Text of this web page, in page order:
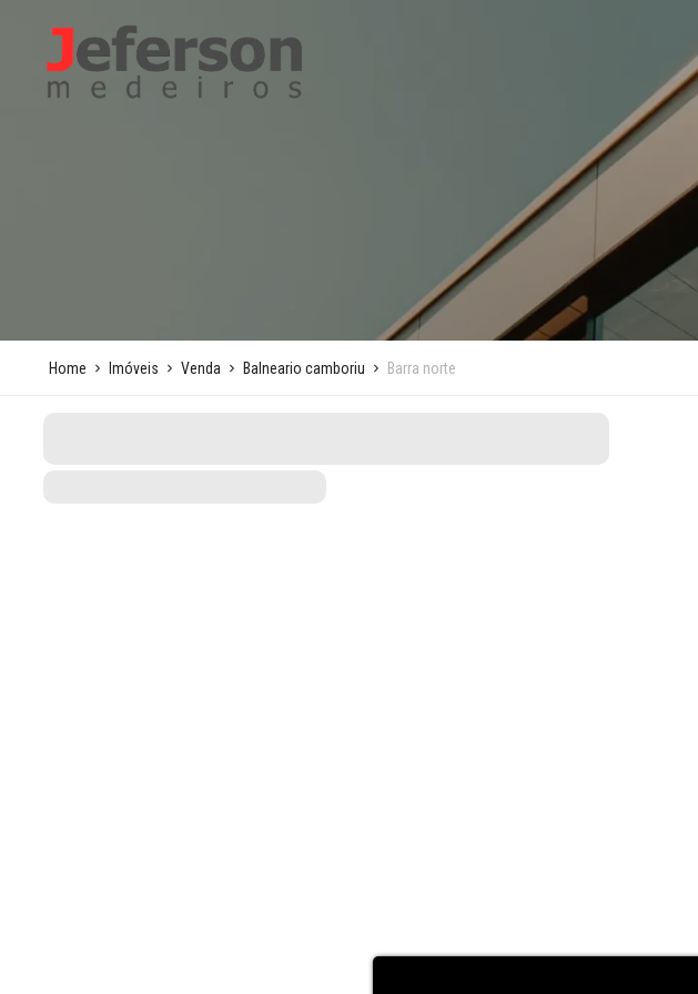
Home Imóveis Venda Balneario camboriu Barra norte